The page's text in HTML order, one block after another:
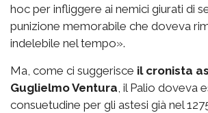
hoc per infliggere ai nemici giurati di
punizione memorabile che doveva
indelebile nel tempo».
Ma, come ci suggerisce il cronista
Guglielmo Ventura, il Palio doveva
consuetudine per gli astesi già nel